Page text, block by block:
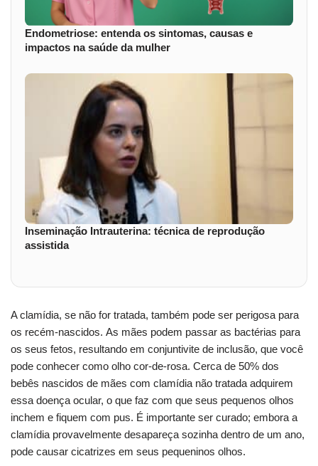
Endometriose: entenda os sintomas, causas e
impactos na saúde da mulher
Inseminação Intrauterina: técnica de reprodução
assistida
A clamídia, se não for tratada, também pode ser perigosa para
os recém-nascidos. As mães podem passar as bactérias para
os seus fetos, resultando em conjuntivite de inclusão, que você
pode conhecer como olho cor-de-rosa. Cerca de 50% dos
bebês nascidos de mães com clamídia não tratada adquirem
essa doença ocular, o que faz com que seus pequenos olhos
inchem e fiquem com pus. É importante ser curado; embora a
clamídia provavelmente desapareça sozinha dentro de um ano,
pode causar cicatrizes em seus pequeninos olhos.